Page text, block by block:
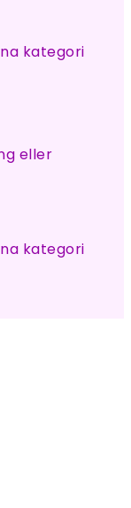
kategori
eller
kategori